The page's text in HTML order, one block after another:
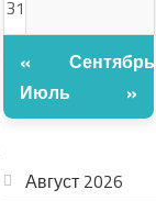
31
«
Июль
Сентябрь
»
Август 2026